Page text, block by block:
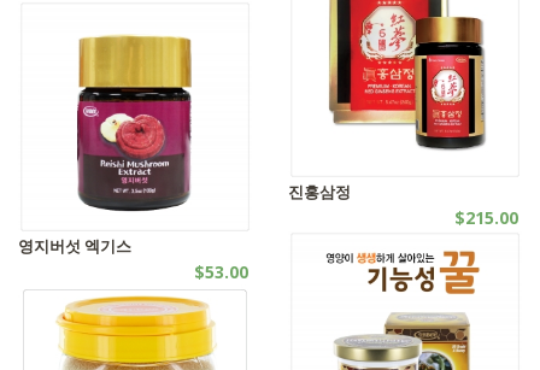
진홍삼정
$215.00
영지버섯 엑기스
$53.00
엑기스